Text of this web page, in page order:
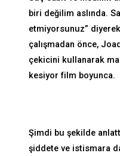
biri değilim aslında.
etmiyorsunuz”
çalışmadan önce,
çekicini kullanarak
kesiyor film boyunca.
Şimdi bu şekilde
şiddete ve istismara